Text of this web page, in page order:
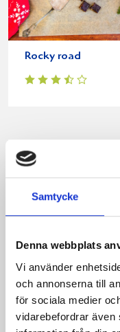
Samtycke
Denna webbplats
Vi använder
och annonserna till
för sociala medier
vidarebefordrar även
Rocky road
Produkter i